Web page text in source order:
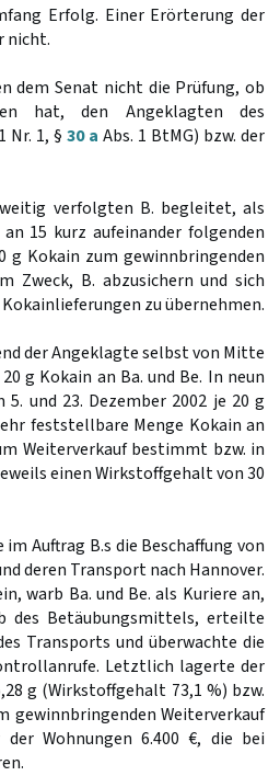
Erfolg. Einer Erörterung der
nicht.
dem Senat nicht die Prüfung, ob
hat, den Angeklagten des
Nr. 1, § 30 a Abs. 1 BtMG) bzw. der
verfolgten B. begleitet, als
15 kurz aufeinander folgenden
g Kokain zum gewinnbringenden
Zweck, B. abzusichern und sich
zu übernehmen.
der Angeklagte selbst von Mitte
g Kokain an Ba. und Be. In neun
und 23. Dezember 2002 je 20 g
feststellbare Menge Kokain an
Weiterverkauf bestimmt bzw. in
einen Wirkstoffgehalt von 30
Auftrag B.s die Beschaffung von
deren Transport nach Hannover.
warb Ba. und Be. als Kuriere an,
des Betäubungsmittels, erteilte
Transports und überwachte die
Letztlich lagerte der
g (Wirkstoffgehalt 73,1 %) bzw.
gewinnbringenden Weiterverkauf
Wohnungen 6.400 €, die bei